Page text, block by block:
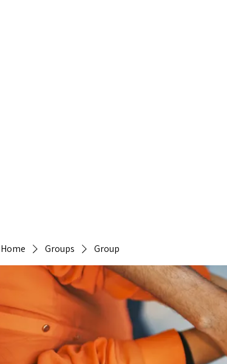
Home Groups Group